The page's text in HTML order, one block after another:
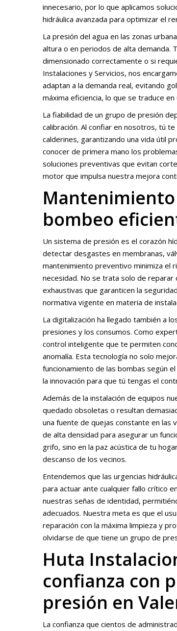
innecesario, por lo que aplicamos
hidráulica avanzada para optimizar el
La presión del agua en las zonas
altura o en periodos de alta demanda.
dimensionado correctamente o si
Instalaciones y Servicios, nos
adaptan a la demanda real, evitando
máxima eficiencia, lo que se traduce
La fiabilidad de un grupo de presión
calibración. Al confiar en nosotros, tú
calderines, garantizando una vida útil
conocer de primera mano los
soluciones preventivas que evitan
motor que impulsa nuestra mejora
bombeo
Un sistema de presión es el corazón
detectar desgastes en membranas,
mantenimiento preventivo minimiza el
necesidad. No se trata solo de reparar
exhaustivas que garanticen la
normativa vigente en materia de
La digitalización ha llegado también a
presiones y los consumos. Como
control inteligente que te permiten
anomalía. Esta tecnología no solo
funcionamiento de las bombas según
la innovación para que tú tengas el
Además de la instalación de equipos
quedado obsoletas o resultan
una fuente de quejas constante en las
de alta densidad para asegurar un
grifo, sino en la paz acústica de tu
descanso de los vecinos.
Entendemos que las urgencias
para actuar ante cualquier fallo crítico
nuestras señas de identidad,
adecuados. Nuestra meta es que el
reparación con la máxima limpieza y
olvidarse de que tiene un grupo de
Huta
confianza con
presión en
La confianza que cientos de